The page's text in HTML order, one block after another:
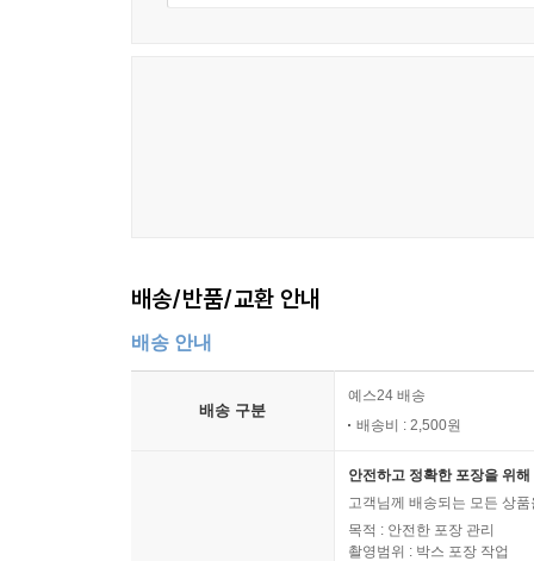
배송/반품/교환 안내
배송 안내
배송 구분
예스24 배송
배송비 : 2,500원
안전하고 정확한 포장을 위
고객님께 배송되는 모든 상
목적 : 안전한 포장 관리
촬영범위 : 박스 포장 작업